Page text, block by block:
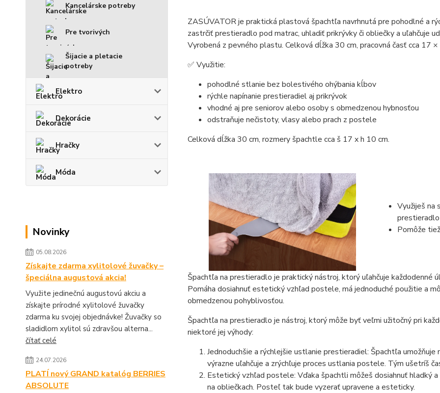
Kancelárske potreby
Pre tvorivých
Šijacie a pletacie
potreby
Elektro
Dekorácie
Hračky
Móda
Novinky
05.08.2026
Získajte zdarma xylitolové žuvačky –
špeciálna augustová akcia!
Využite jedinečnú augustovú akciu a
získajte prírodné xylitolové žuvačky
zdarma ku svojej objednávke! Žuvačky so
sladidlom xylitol sú zdravšou alterna...
čítať celé
24.07.2026
PLATÍ nový GRAND katalóg BERRIES
ABSOLUTE
ZASÚVATOR je praktická plastová špachtľa navrhnutá pre pohodlné a
zastrčiť prestieradlo pod matrac, uhladiť prikrývky či obliečky a uľahčuje
Vyrobená z pevného plastu. Celková dĺžka 30 cm, pracovná časť cca 17 ×
✅ Využitie:
pohodlné stlanie bez bolestivého ohýbania kĺbov
rýchle napínanie prestieradiel aj prikrývok
vhodné aj pre seniorov alebo osoby s obmedzenou hybnosťou
odstraňuje nečistoty, vlasy alebo prach z postele
Celková dĺžka 30 cm, rozmery špachtle cca š 17 x h 10 cm.
Využiješ na
Pomôže
Špachtľa na prestieradlo je praktický nástroj, ktorý uľahčuje
Pomáha dosiahnuť estetický vzhľad postele, má jednoduché použitie a
obmedzenou pohyblivosťou.
Špachtľa na prestieradlo je nástroj, ktorý môže byť veľmi užitočný pri
niektoré jej výhody:
Jednoduchšie a rýchlejšie ustlanie prestieradiel: Špachtľa
výrazne uľahčuje a zrýchľuje proces ustlania postele. Tým ušetríš
Estetický vzhľad postele: Vďaka špachtli môžeš dosiahnuť hladký
na obliečkach. Posteľ tak bude vyzerať upravene a esteticky.